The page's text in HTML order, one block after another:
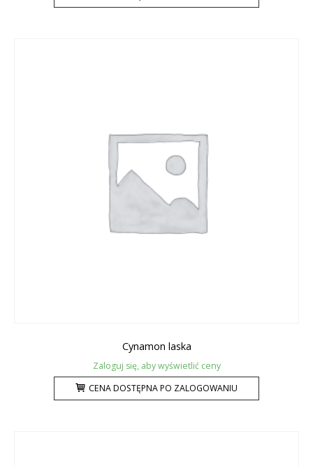
Cynamon laska
Zaloguj się, aby wyświetlić ceny
CENA DOSTĘPNA PO ZALOGOWANIU